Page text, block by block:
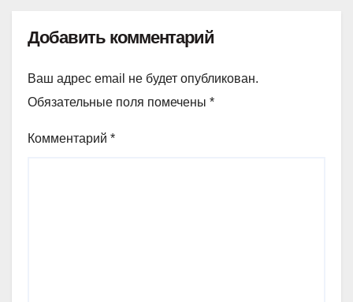
Добавить комментарий
Ваш адрес email не будет опубликован.
Обязательные поля помечены *
Комментарий *